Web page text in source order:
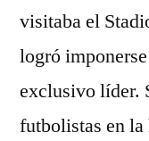
visitaba el
logró
exclusivo líder.
futbolistas en la